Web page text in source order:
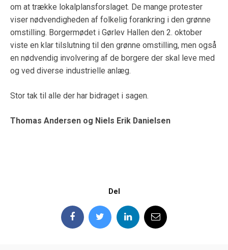
om at trække lokalplansforslaget. De mange protester
viser nødvendigheden af folkelig forankring i den grønne
omstilling. Borgermødet i Gørlev Hallen den 2. oktober
viste en klar tilslutning til den grønne omstilling, men også
en nødvendig involvering af de borgere der skal leve med
og ved diverse industrielle anlæg.
Stor tak til alle der har bidraget i sagen.
Thomas Andersen og Niels Erik Danielsen
Del